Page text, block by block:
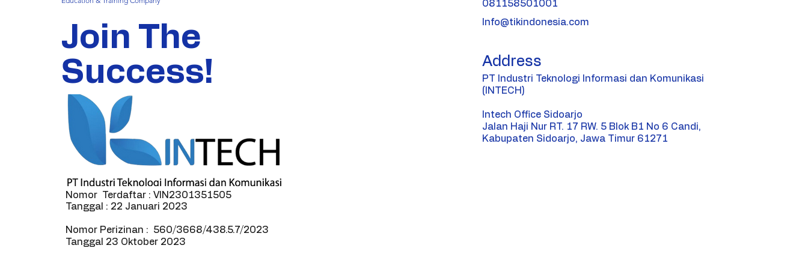
Join The
Success!
Nomor Terdaftar : VIN2301351505
Tanggal : 22 Januari 2023
Nomor Perizinan : 560/3668/438.5.7/2023
Tanggal 23 Oktober 2023
081158501001
Info@tikindonesia.com
Address
PT Industri Teknologi Informasi dan Komunikasi
(INTECH)
Intech Office Sidoarjo
Jalan Haji Nur RT. 17 RW. 5 Blok B1 No 6 Candi,
Kabupaten Sidoarjo, Jawa Timur 61271